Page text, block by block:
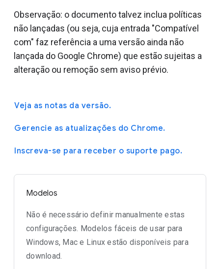
Observação: o documento talvez inclua políticas
não lançadas (ou seja, cuja entrada "Compatível
com" faz referência a uma versão ainda não
lançada do Google Chrome) que estão sujeitas a
alteração ou remoção sem aviso prévio.
Veja as notas da versão.
Gerencie as atualizações do Chrome.
Inscreva-se para receber o suporte pago.
Modelos
Não é necessário definir manualmente estas
configurações. Modelos fáceis de usar para
Windows, Mac e Linux estão disponíveis para
download.